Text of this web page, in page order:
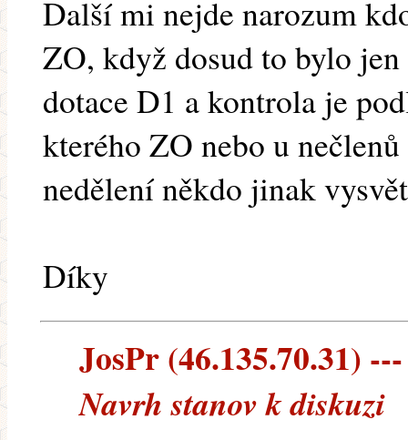
Další mi nejde narozum
ZO, když dosud to bylo
dotace D1 a kontrola je
kterého ZO nebo u
nedělení někdo jinak
Díky
JosPr (46.135.70.31)
Navrh stanov k diskuzi